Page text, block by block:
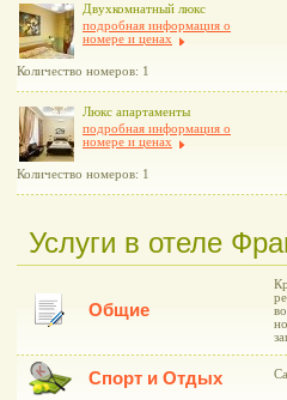
Двухкомнатный люкс
подробная информация о
номере и ценах
Количество номеров: 1
Люкс апартаменты
подробная информация о
номере и ценах
Количество номеров: 1
Услуги в отеле
Общие
Спорт и Отдых